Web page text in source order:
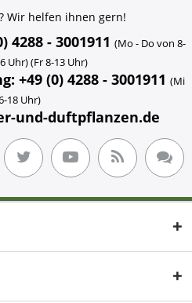
Wir helfen ihnen gern!
4288 - 3001911 (Mo - Do von 8-
Uhr) (Fr 8-13 Uhr)
+49 (0) 4288 - 3001911 (Mi
18 Uhr)
und-duftpflanzen.de